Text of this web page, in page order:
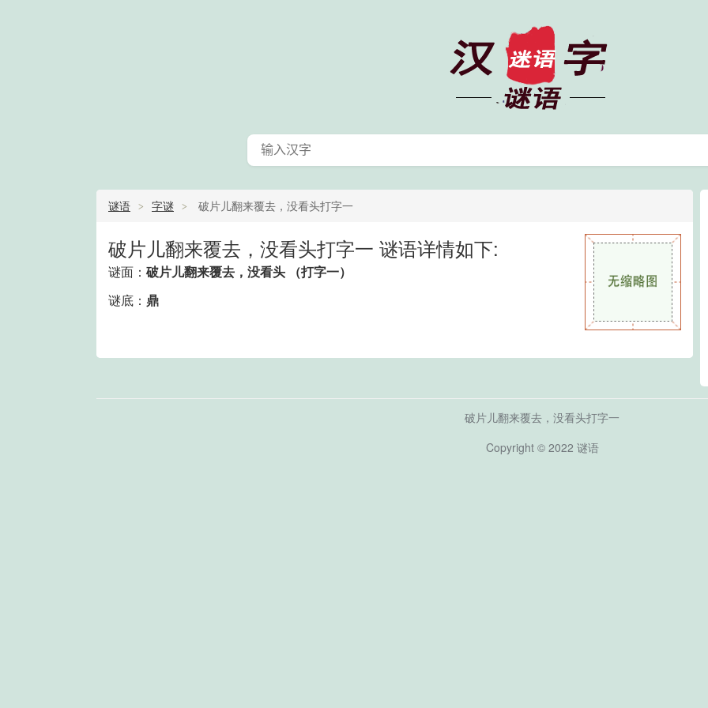
谜语 字谜 破片儿翻来覆去，没看头打字一
破片儿翻来覆去，没看头打字一 谜语详情如下:
谜面： 破片儿翻来覆去，没看头 （打字一）
谜底： 鼎
破片儿翻来覆去，没看头打字一
Copyright © 2022 谜语